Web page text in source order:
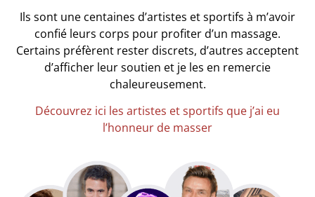
Ils sont une centaines d’artistes et sportifs à m’avoir
confié leurs corps pour profiter d’un massage.
Certains préfèrent rester discrets, d’autres acceptent
d’afficher leur soutien et je les en remercie
chaleureusement.
Découvrez ici les artistes et sportifs que j’ai eu
l’honneur de masser